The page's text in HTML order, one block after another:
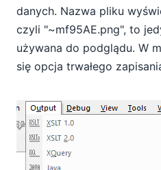
danych. Nazwa pliku
czyli "~mf95AE.png", to
używana do podglądu. W
się opcja trwałego